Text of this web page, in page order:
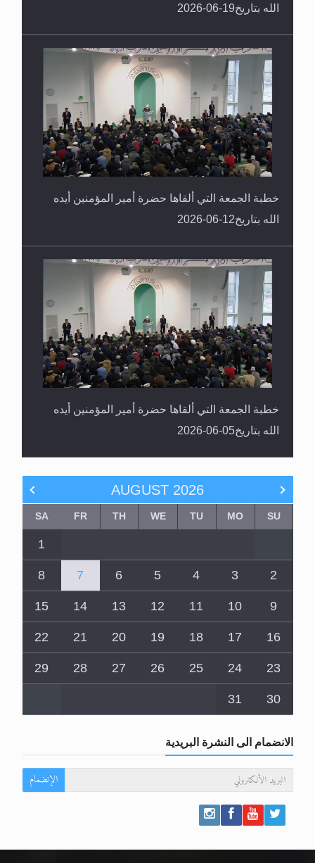
الله بتاريخ19-06-2026
خطبة الجمعة التي ألقاها حضرة أمير المؤمنين أيده
الله بتاريخ12-06-2026
خطبة الجمعة التي ألقاها حضرة أمير المؤمنين أيده
الله بتاريخ05-06-2026
AUGUST 2026
SU
MO
TU
WE
TH
FR
SA
1
2
3
4
5
6
7
8
9
10
11
12
13
14
15
16
17
18
19
20
21
22
23
24
25
26
27
28
29
30
31
الانضمام الى النشرة البريدية
الإنضمام